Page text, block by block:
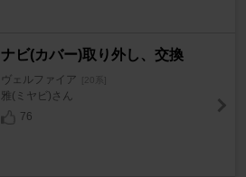
ナビ(カバー)取り外し、交換
ヴェルファイア [20系]
雅(ミヤビ)さん
76